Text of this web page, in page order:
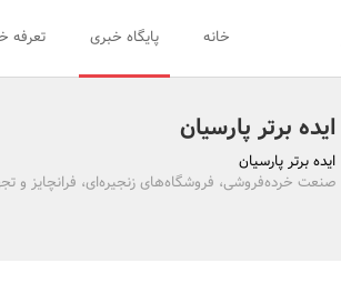
رسمی
-
اخبار
تایید
خانه پایگاه خبری تعرفه
ایده برتر پارسیان
ایده برتر پارسیان
صنعت خرده‌فروشی، فروشگاه‌های زنجیره‌ای، فرانچایز و